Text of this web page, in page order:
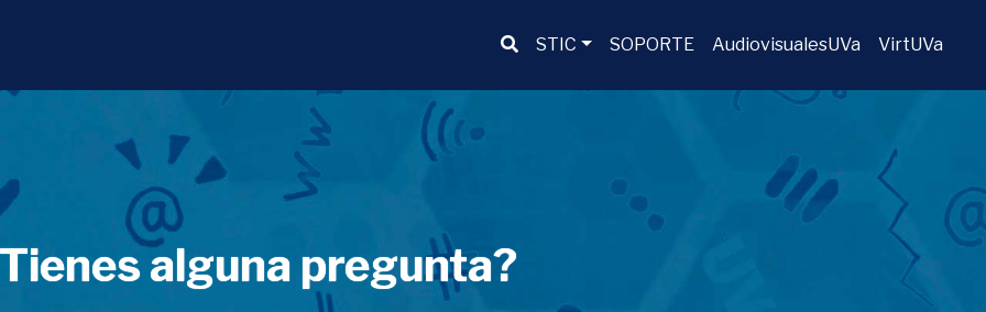
Buscador
STIC SOPORTE AudiovisualesUVa VirtUVa
alguna pregunta?